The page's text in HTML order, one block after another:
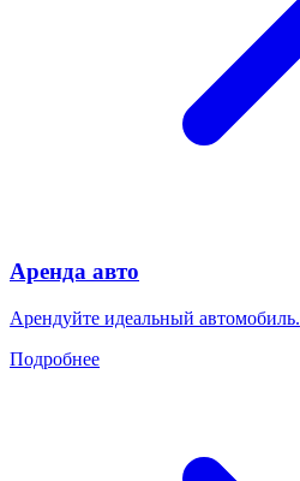
Аренда авто
Арендуйте идеальный автомобиль.
Подробнее